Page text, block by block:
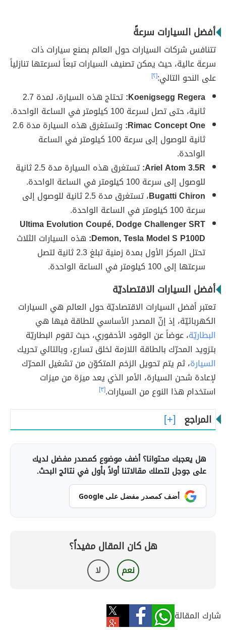
أفضل السيارات سرعةً
تتنافس شركات السيارات حول العالم بصنع سيارات ذات
سرعة عالية، حيث يمكن تصنيف السيارات تبعاً لسرعتها تنازلياً
على النحو التالي:[٢]
Koenigsegg Regera:
تحتاج هذه السيارة، لمدة 2.7
ثانية، حتى تصل لسرعة 100 كيلومتر في الساعة الواحدة.
Rimac Concept One:
وتستغرق هذه السيارة مدة 2.6
ثانية للوصول إلى سرعة 100 كيلومتر في الساعة
الواحدة.
Ariel Atom 3.5R:
تستغرق هذه السيارة مدة 2.5 ثانية
للوصول إلى سرعة 100 كيلومتر في الساعة الواحدة.
Bugatti Chiron
، تستغرق مدة 2.5 ثانية للوصول إلى
سرعة 100 كيلومتر في الساعة الواحدة.
Ultima Evolution Coupé, Dodge Challenger SRT
Demon, Tesla Model S P100D: هذه السيارات الثلاث
تحتل المركز الأول بمدة زمنية تبلغ 2.3 ثانية لتصل
سرعتها إلى 100 كيلومتر في الساعة الواحدة.
أفضل السيارات الاقتصاديّة
تعتبر أفضل السيارات الاقتصاديّة حول العالم هي السيارات
الكهربائيّة، إذ إنّ المصدر الأساسي للطاقة فيها هي
البطاريّة، عوضاً عن الوقود الأحفوري، حيث تقوم البطاريّة
بتزويد المحرّك بالطاقة اللازمة لخلق تسارع، وبالتالي تحريك
السيارة، ثم يتم تحويل الزخم المتكوّن من تشغيل المحرّك
لإعادة شحن السيارة، الأمر الذي يعد ميزة من ميزات
استخدام هذا النوع من السيارات.[٣]
المراجع
هل يعجبك محتوانا؟ أضف موضوع كمصدر مفضل لديك
على جوجل لتصلك مقالاتنا أولاً بأول في نتائج البحث.
أضف كمصدر مفضل على Google
هل كان المقال مفيداً؟
نعم لا
شارك المقالة